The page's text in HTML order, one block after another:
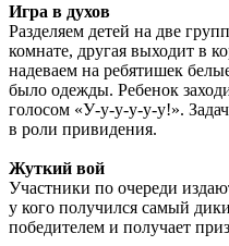
Игра в духов
Разделяем детей на две
комнате, другая выходит в
надеваем на ребятишек
было одежды. Ребенок
голосом «У-у-у-у-у-у!».
в роли привидения.
Жуткий вой
Участники по очереди
у кого получился самый
победителем и получает